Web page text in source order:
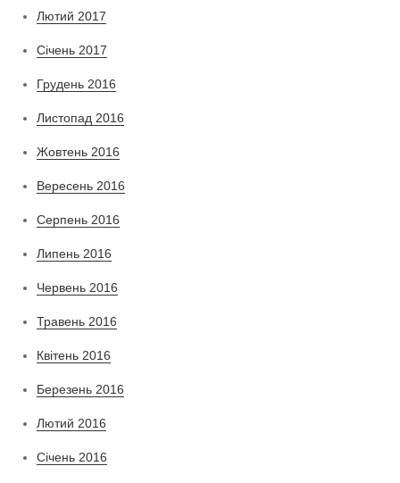
Лютий 2017
Січень 2017
Грудень 2016
Листопад 2016
Жовтень 2016
Вересень 2016
Серпень 2016
Липень 2016
Червень 2016
Травень 2016
Квітень 2016
Березень 2016
Лютий 2016
Січень 2016